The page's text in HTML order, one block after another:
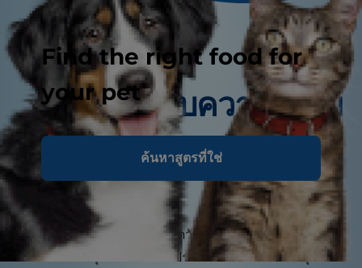
Find the right food for
your pet
ค้นหาสูตรที่ใช่
เคล็ดลับความอร่อย
สุนัขของคุณควรไปพบสัตวแพทย์บ่อย
เพียงใด?
ลูกสุนัขอาจต้องพาไปฉีดวัคซีนหลายครั้งในปีแรก โดย
ทั่วไป สุนัขโตจะได้รับประโยชน์จากการตรวจสุขภาพ